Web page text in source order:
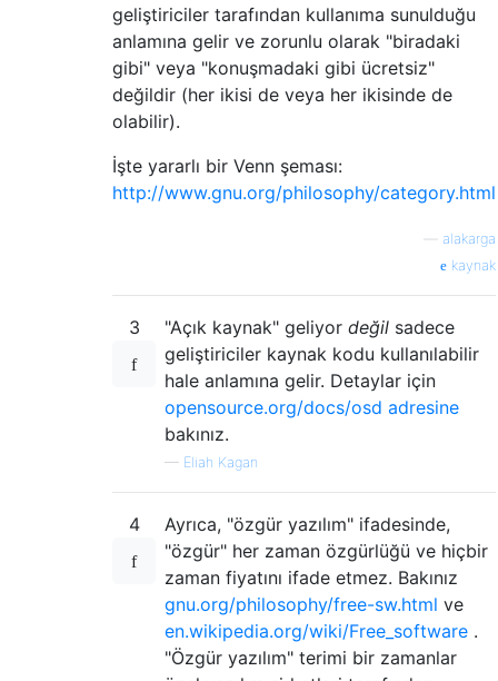
geliştiriciler tarafından kullanıma sunulduğu
anlamına gelir ve zorunlu olarak "biradaki
gibi" veya "konuşmadaki gibi ücretsiz"
değildir (her ikisi de veya her ikisinde de
olabilir).
İşte yararlı bir Venn şeması:
http://www.gnu.org/philosophy/category.html
alakarga
kaynak
3 "Açık kaynak" geliyor değil sadece
geliştiriciler kaynak kodu kullanılabilir
hale anlamına gelir. Detaylar için
opensource.org/docs/osd adresine
bakınız.
— Eliah Kagan
4
Ayrıca, "özgür yazılım" ifadesinde,
"özgür" her zaman özgürlüğü ve hiçbir
zaman fiyatını ifade etmez. Bakınız
gnu.org/philosophy/free-sw.html ve
en.wikipedia.org/wiki/Free_software .
"Özgür yazılım" terimi bir zamanlar